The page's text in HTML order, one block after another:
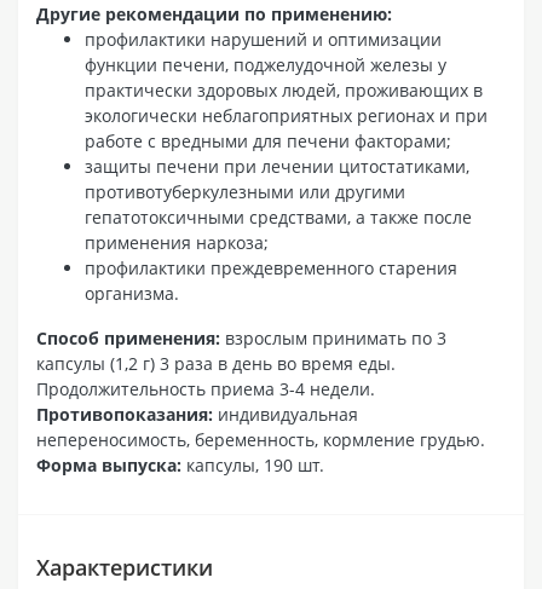
Другие рекомендации по применению:
профилактики нарушений и оптимизации
функции печени, поджелудочной железы у
практически здоровых людей, проживающих в
экологически неблагоприятных регионах и при
работе с вредными для печени факторами;
защиты печени при лечении цитостатиками,
противотуберкулезными или другими
гепатотоксичными средствами, а также после
применения наркоза;
профилактики преждевременного старения
организма.
Способ применения: взрослым принимать по 3
капсулы (1,2 г) 3 раза в день во время еды.
Продолжительность приема 3-4 недели.
Противопоказания: индивидуальная
непереносимость, беременность, кормление грудью.
Форма выпуска: капсулы, 190 шт.
Характеристики